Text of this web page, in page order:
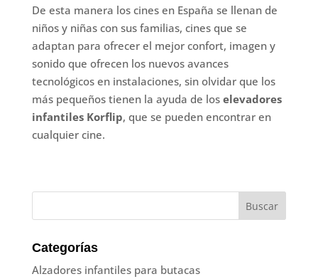
De esta manera los cines en España se llenan de
niños y niñas con sus familias, cines que se
adaptan para ofrecer el mejor confort, imagen y
sonido que ofrecen los nuevos avances
tecnológicos en instalaciones, sin olvidar que los
más pequeños tienen la ayuda de los elevadores
infantiles Korflip, que se pueden encontrar en
cualquier cine.
Categorías
Alzadores infantiles para butacas